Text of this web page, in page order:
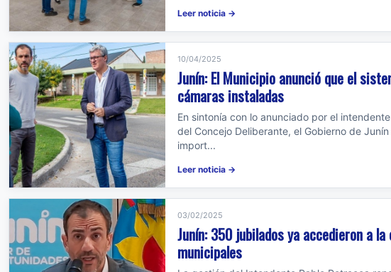
Leer noticia →
10/04/2025
Junín: El Municipio anunció que el
cámaras instaladas
En sintonía con lo anunciado por el
del Concejo Deliberante, el Gobierno de
import...
Leer noticia →
03/02/2025
Junín: 350 jubilados ya accedieron a
municipales